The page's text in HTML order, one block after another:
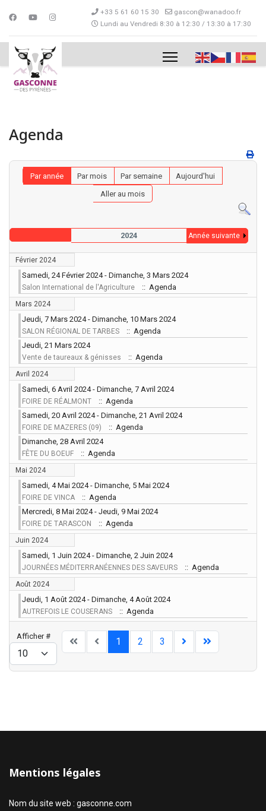
+33 5 61 60 15 30
gascon@wanadoo.fr
Lundi au Vendredi 8:30 à 12:30 / 13:30 à 17:30
Agenda
Par année Par mois Par semaine
Aujourd'hui
Aller au mois
2024 Année suivante
Février 2024
Samedi, 24 Février 2024 - Dimanche, 3 Mars 2024
Salon International de l'Agriculture :: Agenda
Mars 2024
Jeudi, 7 Mars 2024 - Dimanche, 10 Mars 2024
SALON RÉGIONAL DE TARBES
:: Agenda
Jeudi, 21 Mars 2024
Vente de taureaux & génisses :: Agenda
Avril 2024
Samedi, 6 Avril 2024 - Dimanche, 7 Avril 2024
FOIRE DE RÉALMONT
:: Agenda
Samedi, 20 Avril 2024 - Dimanche, 21 Avril 2024
FOIRE DE MAZERES (09)
:: Agenda
Dimanche, 28 Avril 2024
FÊTE DU BOEUF :: Agenda
Mai 2024
Samedi, 4 Mai 2024 - Dimanche, 5 Mai 2024
FOIRE DE VINCA
:: Agenda
Mercredi, 8 Mai 2024 - Jeudi, 9 Mai 2024
FOIRE DE TARASCON :: Agenda
Juin 2024
Samedi, 1 Juin 2024 - Dimanche, 2 Juin 2024
JOURNÉES MÉDITERRANÉENNES DES SAVEURS :: Agenda
Août 2024
Jeudi, 1 Août 2024 - Dimanche, 4 Août 2024
AUTREFOIS LE COUSERANS :: Agenda
Limite de la pagination
Afficher # 1 2 3
Mentions légales
Nom du site web : gasconne.com